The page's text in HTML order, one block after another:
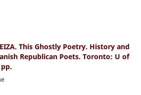
This Ghostly Poetry. History and
Republican Poets. Toronto: U of